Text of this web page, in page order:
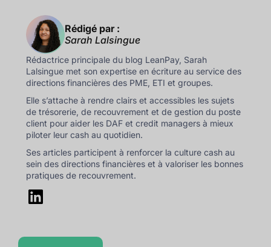
Rédigé par :
Sarah Lalsingue
Rédactrice principale du blog LeanPay, Sarah
Lalsingue met son expertise en écriture au service des
directions financières des PME, ETI et groupes.
Elle s’attache à rendre clairs et accessibles les sujets
de trésorerie, de recouvrement et de gestion du poste
client pour aider les DAF et credit managers à mieux
piloter leur cash au quotidien.
Ses articles participent à renforcer la culture cash au
sein des directions financières et à valoriser les bonnes
pratiques de recouvrement.